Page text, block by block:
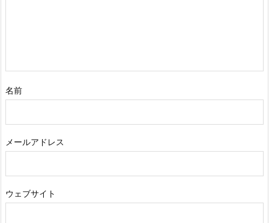
名前
メールアドレス
ウェブサイト